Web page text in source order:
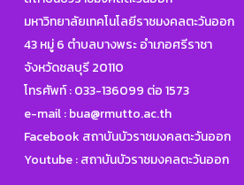
มหาวิทยาลัยเทคโนโลยีราชมงคลตะวันออก
43 หมู่ 6 ตำบลบางพระ อำเภอศรีราชา
จังหวัดชลบุรี 20110
โทรศัพท์ :033-136099 ต่อ 1573
e-mail :bua@rmutto.ac.th
Facebook สถาบันบัวราชมงคลตะวันออก
Youtube : สถาบันบัวราชมงคลตะวันออก